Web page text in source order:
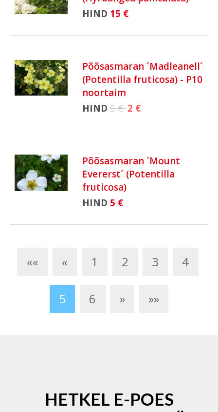
HIND 15 €
Põõsasmaran ´Madleanell´
(Potentilla fruticosa) - P10
noortaim
HIND 5 €2 €
Põõsasmaran ´Mount
Evererst´ (Potentilla
fruticosa)
HIND 5 €
«« « 1 2 3 4
5 6 » »»
HETKEL E-POES